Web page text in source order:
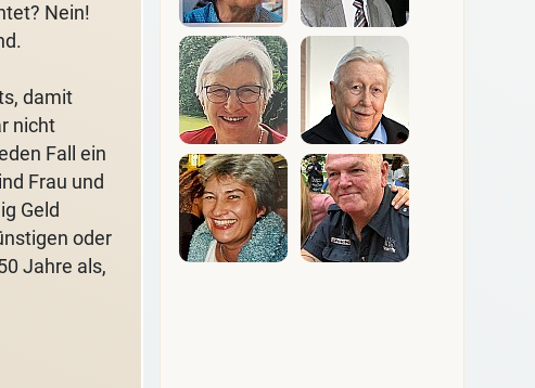
Nein!
damit
nicht
Fall ein
Frau und
Geld
oder
Jahre als,